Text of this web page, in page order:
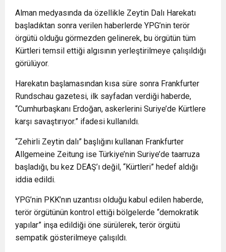
Alman medyasında da özellikle Zeytin Dalı Harekatı
başladıktan sonra verilen haberlerde YPG’nin terör
örgütü olduğu görmezden gelinerek, bu örgütün tüm
Kürtleri temsil ettiği algısının yerleştirilmeye çalışıldığı
görülüyor.
Harekatın başlamasından kısa süre sonra Frankfurter
Rundschau gazetesi, ilk sayfadan verdiği haberde,
“Cumhurbaşkanı Erdoğan, askerlerini Suriye’de Kürtlere
karşı savaştırıyor.” ifadesi kullanıldı.
“Zehirli Zeytin dalı” başlığını kullanan Frankfurter
Allgemeine Zeitung ise Türkiye’nin Suriye’de taarruza
başladığı, bu kez DEAŞ’ı değil, “Kürtleri” hedef aldığı
iddia edildi.
YPG’nin PKK’nın uzantısı olduğu kabul edilen haberde,
terör örgütünün kontrol ettiği bölgelerde “demokratik
yapılar” inşa edildiği öne sürülerek, terör örgütü
sempatik gösterilmeye çalışıldı.